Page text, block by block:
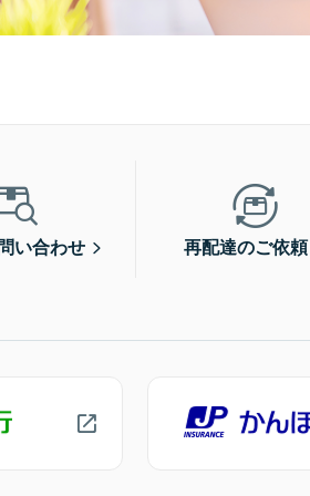
い合わせ 再配達のご依頼